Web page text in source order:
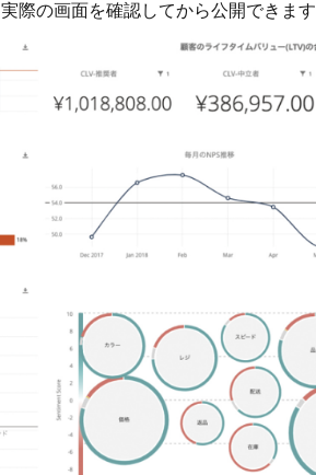
際の画面を確認してから公開できます